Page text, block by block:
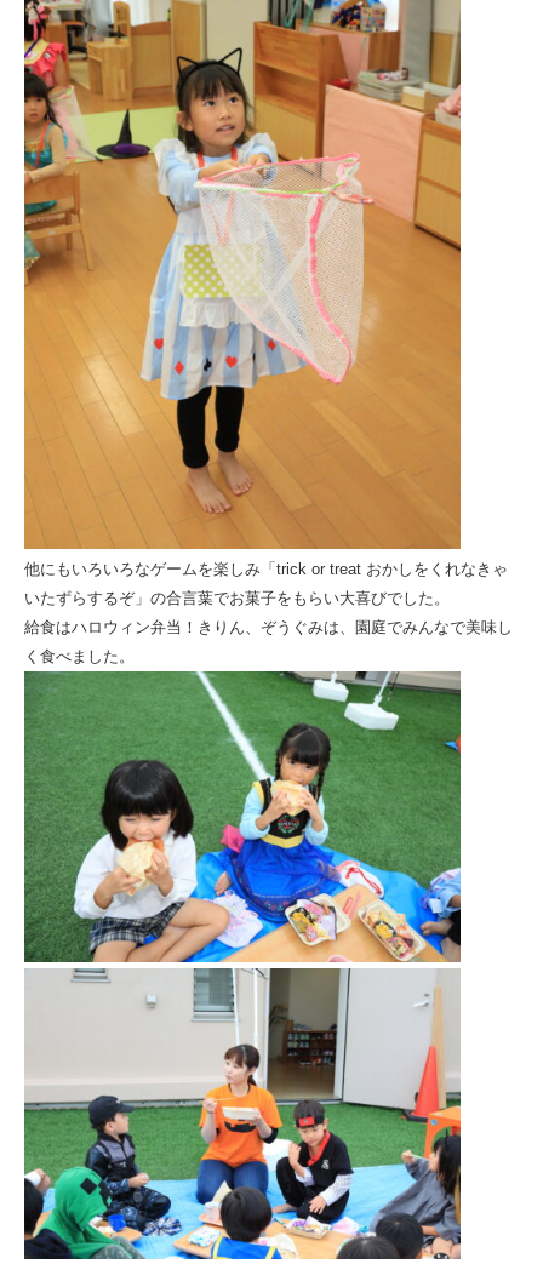
他にもいろいろなゲームを楽しみ「trick or treat おかしをくれなきゃ
いたずらするぞ」の合言葉でお菓子をもらい大喜びでした。
給食はハロウィン弁当！きりん、ぞうぐみは、園庭でみんなで美味し
く食べました。